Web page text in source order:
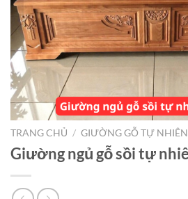
TRANG CHỦ / GIƯỜNG GỖ TỰ NHIÊN
Giường ngủ gỗ sồi tự